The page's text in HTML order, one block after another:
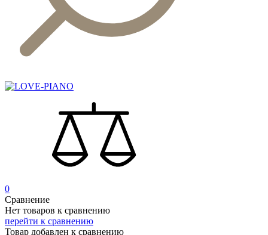
0
Сравнение
Нет товаров к сравнению
перейти к сравнению
Товар добавлен к сравнению